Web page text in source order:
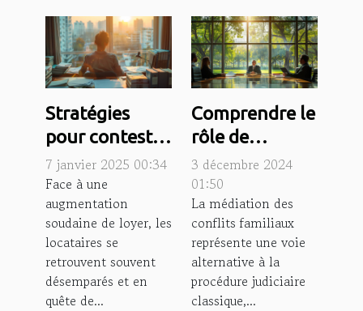
Stratégies
pour contester
légalement
une
augmentation
soudaine de
loyer
7 janvier 2025 00:34
Face à une
augmentation
soudaine de loyer, les
locataires se
retrouvent souvent
désemparés et en
quête de...
Comprendre le
rôle de
l'avocat dans
la médiation
des conflits
familiaux
3 décembre 2024
01:50
La médiation des
conflits familiaux
représente une voie
alternative à la
procédure judiciaire
classique,...